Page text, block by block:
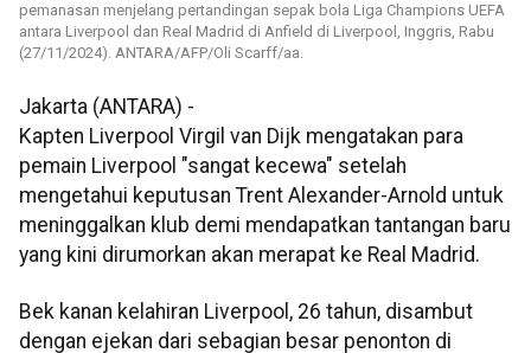
pemanasan menjelang pertandingan sepak bola Liga Champions UEFA
antara Liverpool dan Real Madrid di Anfield di Liverpool, Inggris, Rabu
(27/11/2024). ANTARA/AFP/Oli Scarff/aa.
Jakarta (ANTARA) -
Kapten Liverpool Virgil van Dijk mengatakan para
pemain Liverpool "sangat kecewa" setelah
mengetahui keputusan Trent Alexander-Arnold untuk
meninggalkan klub demi mendapatkan tantangan baru
yang kini dirumorkan akan merapat ke Real Madrid.
Bek kanan kelahiran Liverpool, 26 tahun, disambut
dengan ejekan dari sebagian besar penonton di